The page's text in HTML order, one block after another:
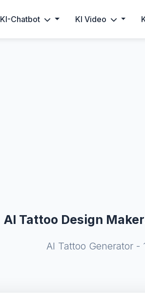
KI-Chatbot KI Video
AI Tattoo Design
AI Tattoo Generator